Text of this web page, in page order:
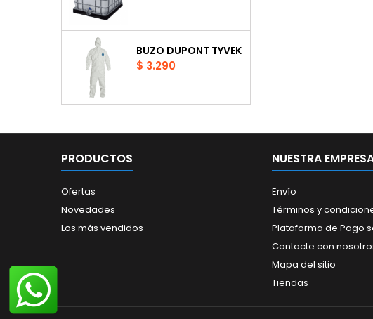
BUZO DUPONT TYVEK
Precio
$ 3.290
PRODUCTOS
Ofertas
Novedades
Los más vendidos
NUESTRA
Envío
Términos y
Plataforma de Pago
Contacte con
Mapa del sitio
Tiendas